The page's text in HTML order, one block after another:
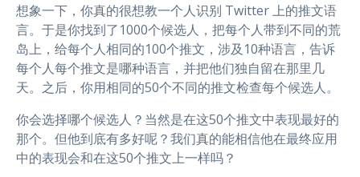
想象一下，你真的很想教一个人识别 Twitter 上的推文语
言。于是你找到了1000个候选人，把每个人带到不同的荒
岛上，给每个人相同的100个推文，涉及10种语言，告诉
每个人每个推文是哪种语言，并把他们独自留在那里几
天。之后，你用相同的50个不同的推文检查每个候选人。
你会选择哪个候选人？当然是在这50个推文中表现最好的
那个。但他到底有多好呢？我们真的能相信他在最终应用
中的表现会和在这50个推文上一样吗？